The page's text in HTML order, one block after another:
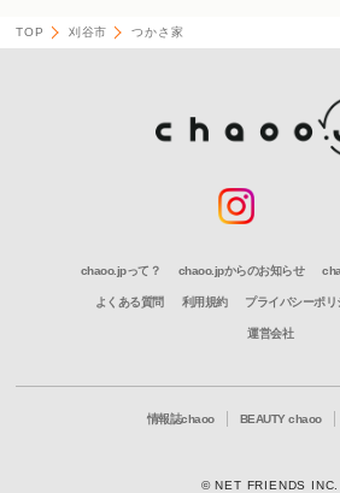
TOP 刈谷市 つかさ家
chaoo.jpって？ chaoo.jpからのお知らせ
よくある質問 利用規約 プライバシーポリ
運営会社
情報誌chaoo BEAUTY chaoo
© NET FRIENDS INC.